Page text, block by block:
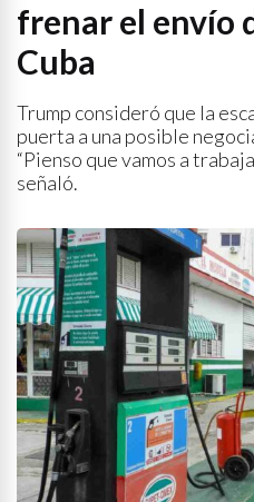
frenar el envío
Cuba
Trump consideró que la
puerta a una posible
“Pienso que vamos a
señaló.